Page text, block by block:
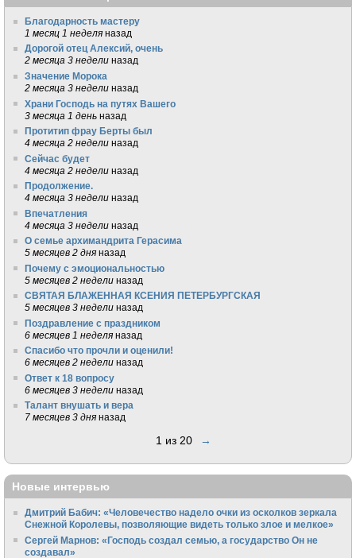
Благодарность мастеру
1 месяц 1 неделя назад
Дорогой отец Алексий, очень
2 месяца 3 недели назад
Значение Морока
2 месяца 3 недели назад
Храни Господь на путях Вашего
3 месяца 1 день назад
Протитип фрау Берты был
4 месяца 2 недели назад
Сейчас будет
4 месяца 2 недели назад
Продолжение.
4 месяца 3 недели назад
Впечатления
4 месяца 3 недели назад
О семье архимандрита Герасима
5 месяцев 2 дня назад
Почему с эмоциональностью
5 месяцев 2 недели назад
СВЯТАЯ БЛАЖЕННАЯ КСЕНИЯ ПЕТЕРБУРГСКАЯ
5 месяцев 3 недели назад
Поздравление с праздником
6 месяцев 1 неделя назад
Спасибо что прочли и оценили!
6 месяцев 2 недели назад
Ответ к 18 вопросу
6 месяцев 3 недели назад
Талант внушать и вера
7 месяцев 3 дня назад
1 из 20 →
Новые интервью
Дмитрий Бабич: «Человечество надело очки из осколков зеркала
Снежной Королевы, позволяющие видеть только злое и мелкое»
Сергей Марнов: «Господь создал семью, а государство Он не
создавал»